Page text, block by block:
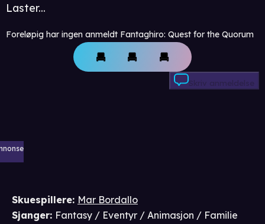
Laster...
Foreløpig har ingen anmeldt Fantaghiro: Quest for the Quorum
Skriv anmeldelse
Skuespillere: Mar Bordallo
Sjanger: Fantasy / Eventyr / Animasjon / Familie